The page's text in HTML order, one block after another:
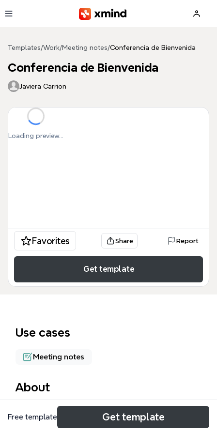
Templates/Work/Meeting notes/Conferencia de Bienvenida
Conferencia de Bienvenida
Javiera Carrion
Loading preview...
Favorites Share Report
Get template
Use cases
Meeting notes
About
La plantilla 'Conferencia de Bienvenida' de Xmind es
un mapa mental diseñado para facilitar la apertura
Free template Get template